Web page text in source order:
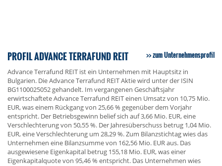
PROFIL ADVANCE TERRAFUND REIT zum Unternehmensprofil
Advance Terrafund REIT ist ein Unternehmen mit Hauptsitz in
Bulgarien. Die Advance Terrafund REIT Aktie wird unter der ISIN
BG1100025052 gehandelt. Im vergangenen Geschäftsjahr
erwirtschaftete Advance Terrafund REIT einen Umsatz von 10,75 Mio.
EUR, was einem Rückgang von 25,66 % gegenüber dem Vorjahr
entspricht. Der Betriebsgewinn belief sich auf 3,66 Mio. EUR, eine
Verschlechterung von 50,55 %. Der Jahresüberschuss betrug 1,04 Mio.
EUR, eine Verschlechterung um 28,29 %. Zum Bilanzstichtag wies das
Unternehmen eine Bilanzsumme von 162,56 Mio. EUR aus. Das
ausgewiesene Eigenkapital betrug 155,18 Mio. EUR, was einer
Eigenkapitalquote von 95,46 % entspricht. Das Unternehmen wies